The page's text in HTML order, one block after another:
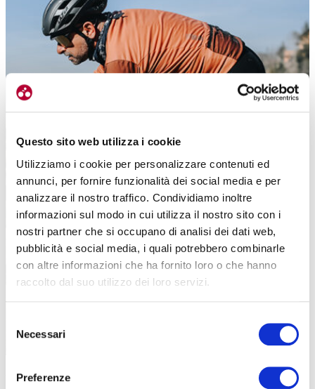
Questo sito web utilizza i cookie
Utilizziamo i cookie per personalizzare contenuti ed
annunci, per fornire funzionalità dei social media e per
analizzare il nostro traffico. Condividiamo inoltre
informazioni sul modo in cui utilizza il nostro sito con i
nostri partner che si occupano di analisi dei dati web,
pubblicità e social media, i quali potrebbero combinarle
con altre informazioni che ha fornito loro o che hanno
raccolto dal suo utilizzo dei loro servizi.
delNecessari
Preferenze
volte primo in Coppa del Mondo